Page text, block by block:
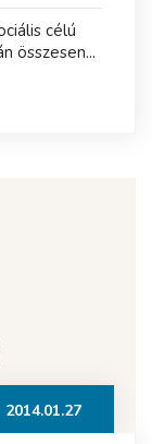
célú
összesen...
2014.01.27